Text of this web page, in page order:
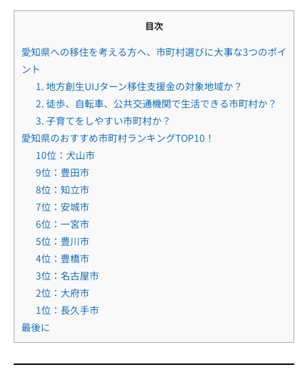
目次
愛知県への移住を考える方へ、市町村選びに大事な3つのポイ
ント
1. 地方創生UIJターン移住支援金の対象地域か？
2. 徒歩、自転車、公共交通機関で生活できる市町村か？
3. 子育てをしやすい市町村か？
愛知県のおすすめ市町村ランキングTOP10！
10位：犬山市
9位：豊田市
8位：知立市
7位：安城市
6位：一宮市
5位：豊川市
4位：豊橋市
3位：名古屋市
2位：大府市
1位：長久手市
最後に